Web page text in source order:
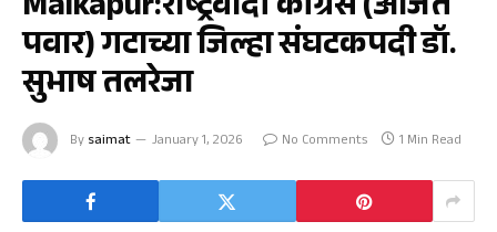
पवार) गटाच्या जिल्हा संघटकपदी डॉ.
सुभाष तलरेजा
By saimat January 1, 2026 No Comments 1 Min Read